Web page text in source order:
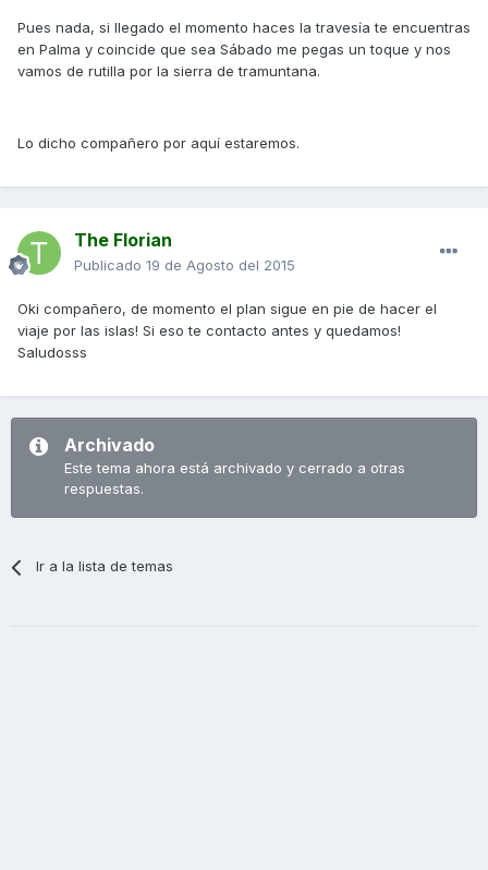
Pues nada, si llegado el momento haces la travesía te encuentras
en Palma y coincide que sea Sábado me pegas un toque y nos
vamos de rutilla por la sierra de tramuntana.
Lo dicho compañero por aquí estaremos.
The Florian
Publicado 19 de Agosto del 2015
Oki compañero, de momento el plan sigue en pie de hacer el
viaje por las islas! Si eso te contacto antes y quedamos!
Saludosss
Archivado
Este tema ahora está archivado y cerrado a otras
respuestas.
Ir a la lista de temas